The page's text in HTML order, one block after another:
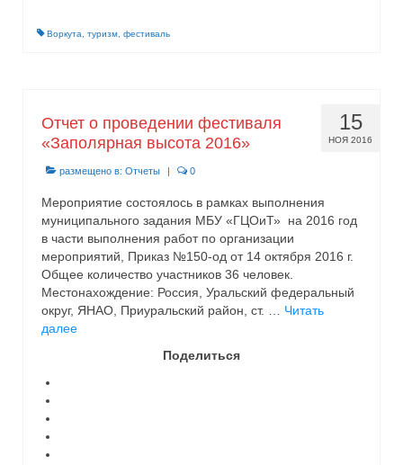
Воркута туризм фестиваль
15
НОЯ 2016
Отчет о проведении фестиваля
«Заполярная высота 2016»
размещено в: Отчеты | 0
Мероприятие состоялось в рамках выполнения
муниципального задания МБУ «ГЦОиТ» на 2016 год
в части выполнения работ по организации
мероприятий, Приказ №150-од от 14 октября 2016 г.
Общее количество участников 36 человек.
Местонахождение: Россия, Уральский федеральный
округ, ЯНАО, Приуральский район, ст. … Читать
далее
Поделиться